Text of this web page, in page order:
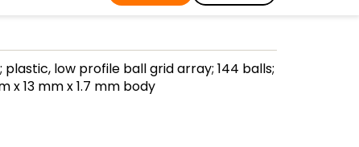
plastic, low profile ball grid array; 144 balls;
x 13 mm x 1.7 mm body